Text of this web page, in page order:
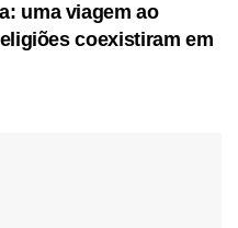
uma viagem ao
coexistiram em